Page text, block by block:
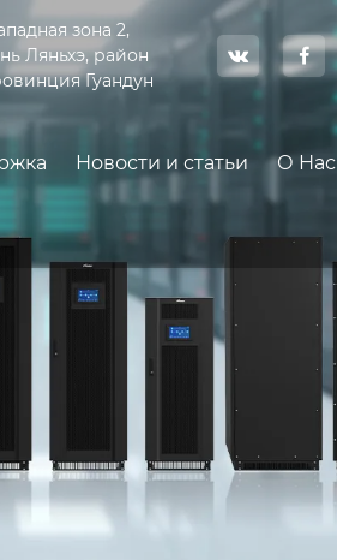
зона 2,
Ляньхэ, район
Гуандун
 
Новости и статьи О Нас